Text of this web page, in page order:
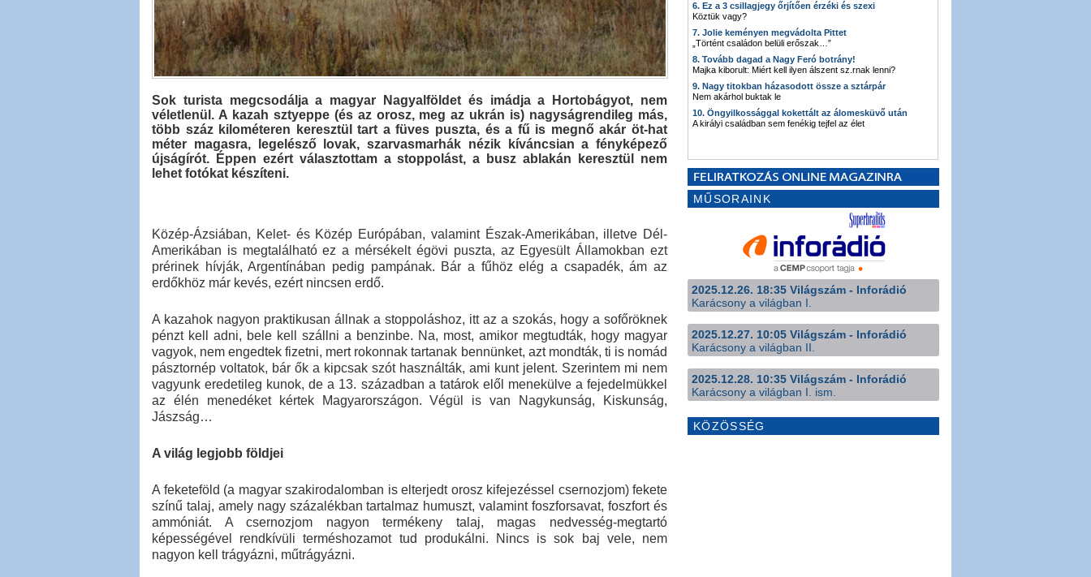
Sok turista megcsodálja a magyar Nagyalföldet és imádja a Hortobágyot, nem
véletlenül. A kazah sztyeppe (és az orosz, meg az ukrán is) nagyságrendileg más,
több száz kilométeren keresztül tart a füves puszta, és a fű is megnő akár öt-hat
méter magasra, legelésző lovak, szarvasmarhák nézik kíváncsian a fényképező
újságírót. Éppen ezért választottam a stoppolást, a busz ablakán keresztül nem
lehet fotókat készíteni.
Közép-Ázsiában, Kelet- és Közép Európában, valamint Észak-Amerikában, illetve Dél-
Amerikában is megtalálható ez a mérsékelt égövi puszta, az Egyesült Államokban ezt
prérinek hívják, Argentínában pedig pampának. Bár a fűhöz elég a csapadék, ám az
erdőkhöz már kevés, ezért nincsen erdő.
A kazahok nagyon praktikusan állnak a stoppoláshoz, itt az a szokás, hogy a sofőröknek
pénzt kell adni, bele kell szállni a benzinbe. Na, most, amikor megtudták, hogy magyar
vagyok, nem engedtek fizetni, mert rokonnak tartanak bennünket, azt mondták, ti is nomád
pásztornép voltatok, bár ők a kipcsak szót használták, ami kunt jelent. Szerintem mi nem
vagyunk eredetileg kunok, de a 13. században a tatárok elől menekülve a fejedelmükkel
az élén menedéket kértek Magyarországon. Végül is van Nagykunság, Kiskunság,
Jászság…
A világ legjobb földjei
A feketeföld (a magyar szakirodalomban is elterjedt orosz kifejezéssel csernozjom) fekete
színű talaj, amely nagy százalékban tartalmaz humuszt, valamint foszforsavat, foszfort és
ammóniát. A csernozjom nagyon termékeny talaj, magas nedvesség-megtartó
képességével rendkívüli terméshozamot tud produkálni. Nincs is sok baj vele, nem
nagyon kell trágyázni, műtrágyázni.
6. Ez a 3 csillagjegy őrjítően érzéki és szexi
Köztük vagy?
7. Jolie keményen megvádolta Pittet
„Történt családon belüli erőszak…”
8. Tovább dagad a Nagy Feró botrány!
Majka kiborult: Miért kell ilyen álszent sz.rnak lenni?
9. Nagy titokban házasodott össze a sztárpár
Nem akárhol buktak le
10. Öngyilkossággal kokettált az álomesküvő után
A királyi családban sem fenékig tejfel az élet
MŰSORAINK
2025.12.26. 18:35 Világszám - Inforádió
Karácsony a világban I.
2025.12.27. 10:05 Világszám - Inforádió
Karácsony a világban II.
2025.12.28. 10:35 Világszám - Inforádió
Karácsony a világban I. ism.
KÖZÖSSÉG